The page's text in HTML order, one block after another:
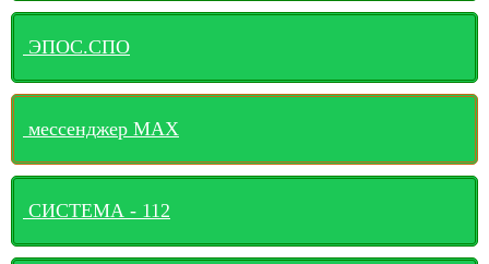
ЭПОС.СПО
мессенджер MАХ
СИСТЕМА - 112